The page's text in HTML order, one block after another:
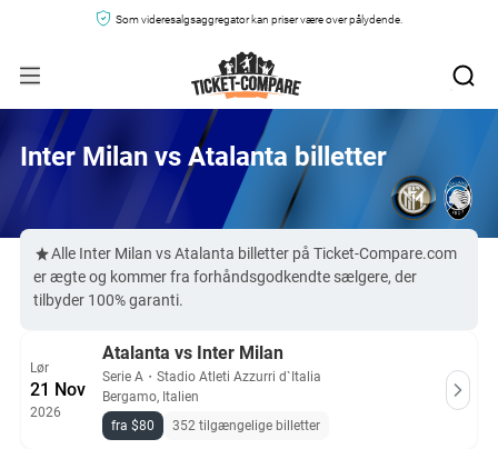
Som videresalgsaggregator kan priser være over pålydende.
Inter Milan vs Atalanta billetter
Alle Inter Milan vs Atalanta billetter på Ticket-Compare.com
er ægte og kommer fra forhåndsgodkendte sælgere, der
tilbyder 100% garanti.
Lør
21 Nov
2026
Atalanta vs Inter Milan
Serie A ・ Stadio Atleti Azzurri d`Italia
Bergamo, Italien
fra $80
352 tilgængelige billetter